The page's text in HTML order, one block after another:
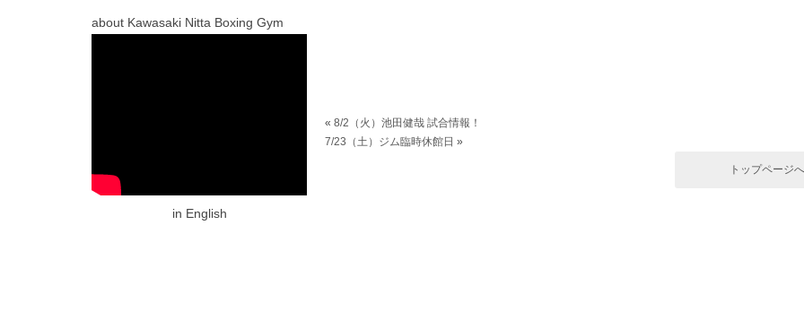
about Kawasaki Nitta Boxing Gym
in English
« 8/2（火）池田健哉 試合情報！
7/23（土）ジム臨時休館日 »
トップページ